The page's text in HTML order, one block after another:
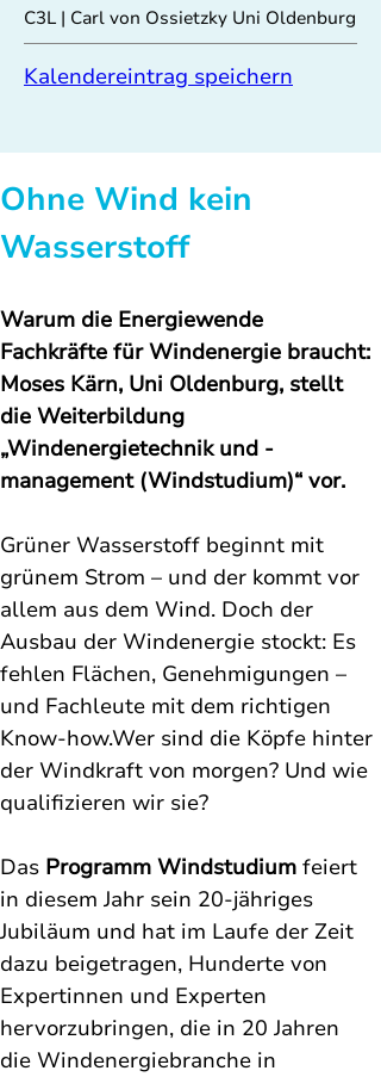
C3L | Carl von Ossietzky Uni Oldenburg
Kalendereintrag speichern
Ohne Wind kein
Wasserstoff
Warum die Energiewende
Fachkräfte für Windenergie braucht:
Moses Kärn, Uni Oldenburg, stellt
die Weiterbildung
„Windenergietechnik und -
management (Windstudium)“ vor.
Grüner Wasserstoff beginnt mit
grünem Strom – und der kommt vor
allem aus dem Wind. Doch der
Ausbau der Windenergie stockt: Es
fehlen Flächen, Genehmigungen –
und Fachleute mit dem richtigen
Know-how.Wer sind die Köpfe hinter
der Windkraft von morgen? Und wie
qualifizieren wir sie?
Das Programm Windstudium feiert
in diesem Jahr sein 20-jähriges
Jubiläum und hat im Laufe der Zeit
dazu beigetragen, Hunderte von
Expertinnen und Experten
hervorzubringen, die in 20 Jahren
die Windenergiebranche in